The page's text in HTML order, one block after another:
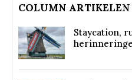
COLUMN ARTIKELEN
Staycation,